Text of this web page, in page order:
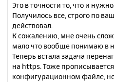
о
б
щ
е
н
е
Это в точности то, что и
Получилось все, строго по
действовал.
К сожалению, мне очень
мало что вообще понимаю в
Теперь встала задача
на https. Тоже
конфигурационном файле,